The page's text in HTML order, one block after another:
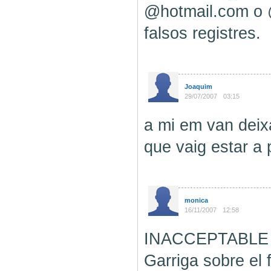
@hotmail.com o
falsos registres.
Joaquim
29/07/2007
03:15
a mi em van
que vaig estar a
monica
16/11/2007
12:58
Garriga sobre el